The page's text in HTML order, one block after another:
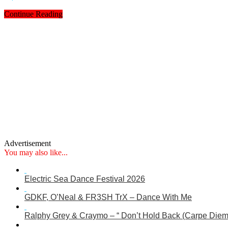
Continue Reading
Advertisement
You may also like...
Electric Sea Dance Festival 2026
GDKF, O’Neal & FR3SH TrX – Dance With Me
Ralphy Grey & Craymo – “ Don’t Hold Back (Carpe